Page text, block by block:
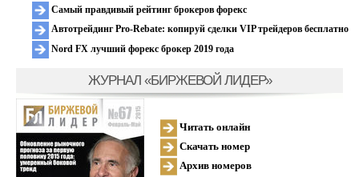
Самый правдивый рейтинг брокеров форекс
Автотрейдинг Pro-Rebate: копируй сделки VIP трейдеров бесплатно
Nord FX лучший форекс брокер 2019 года
ЖУРНАЛ «БИРЖЕВОЙ ЛИДЕР»
Читать онлайн
Скачать номер
Архив номеров